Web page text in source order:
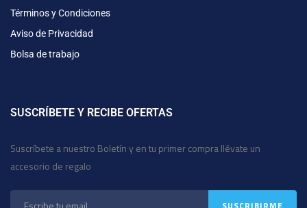
Términos y Condiciones
Aviso de Privacidad
Bolsa de trabajo
SUSCRÍBETE Y RECIBE OFERTAS
Suscríbete a nuestro Boletín y en tu primer compra llévate un
accesorio de regalo